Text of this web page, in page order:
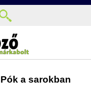
Pók a sarokban